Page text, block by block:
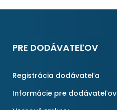
PRE DODÁVATEĽOV
Registrácia dodávateľa
Informácie pre dodávateľov